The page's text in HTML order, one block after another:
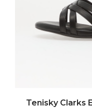
Tenisky Clarks